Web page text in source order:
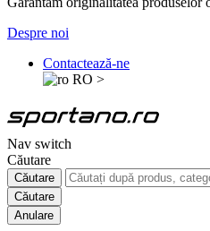
Despre noi
Contactează-ne
RO >
Nav switch
Căutare
Căutare
Căutare
Anulare